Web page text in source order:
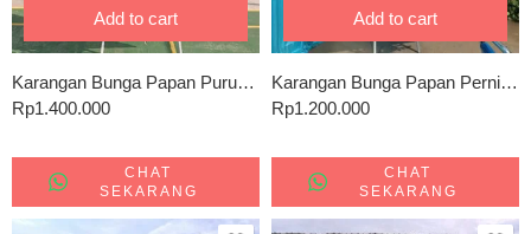
Add to cart
Karangan Bunga Papan Puruk Cahu 0159
Rp1.400.000
CHAT
SEKARANG
Add to cart
Karangan Bunga Papan Pernikahan Puruk cahu 0963
Rp1.200.000
CHAT
SEKARANG